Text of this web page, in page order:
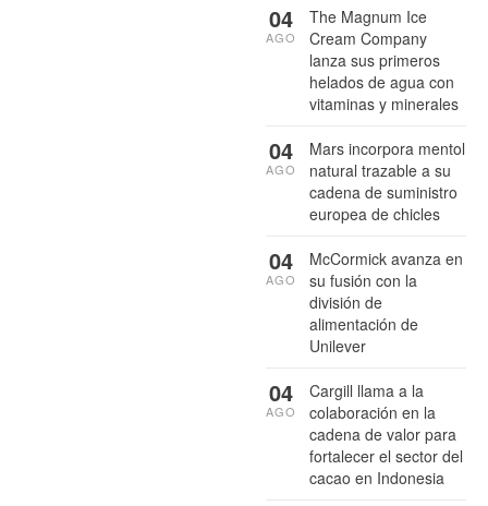
The Magnum Ice
Cream Company
lanza sus primeros
helados de agua con
vitaminas y minerales
04
AGO
Mars incorpora mentol
natural trazable a su
cadena de suministro
europea de chicles
04
AGO
McCormick avanza en
su fusión con la
división de
alimentación de
Unilever
04
AGO
Cargill llama a la
colaboración en la
cadena de valor para
fortalecer el sector del
cacao en Indonesia
04
AGO